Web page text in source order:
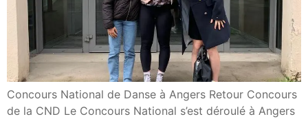
Concours National de Danse à Angers Retour Concours
de la CND Le Concours National s’est déroulé à Angers